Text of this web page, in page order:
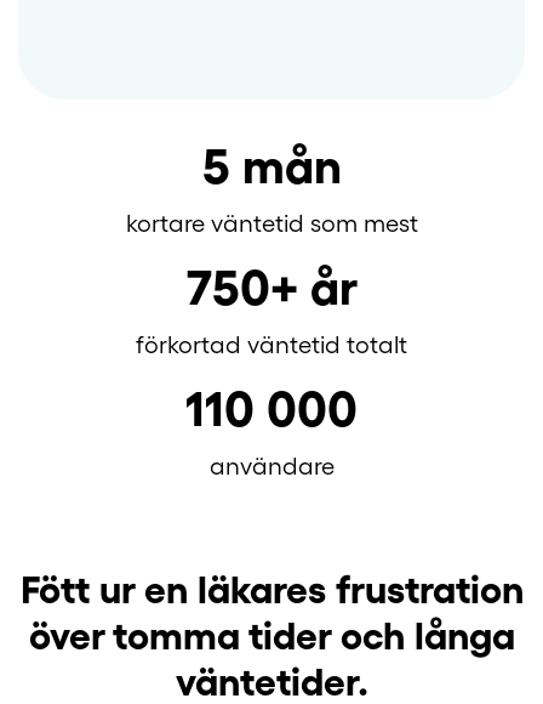
5 mån
kortare väntetid som mest
750+ år
förkortad väntetid totalt
110 000
användare
Fött ur en läkares frustration
över tomma tider och långa
väntetider.